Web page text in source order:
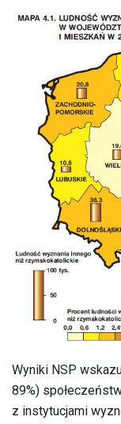
Wyniki NSP
89%)
z instytucjami